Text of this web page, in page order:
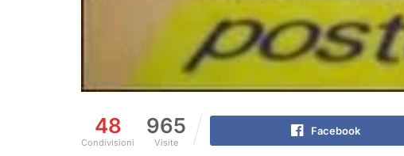
48
Condivisioni
965
Visite
Facebook